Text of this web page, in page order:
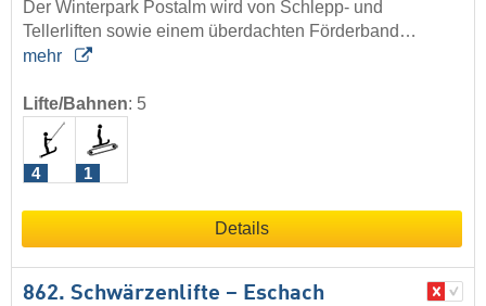
Der Winterpark Postalm wird von Schlepp- und
Tellerliften sowie einem überdachten Förderband…
mehr
Lifte/Bahnen: 5
4 1
Details
862. Schwärzenlifte – Eschach